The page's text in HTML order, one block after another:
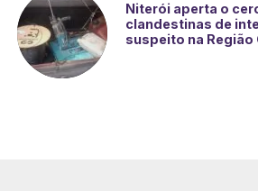
Niterói aperta o
clandestinas de
suspeito na Região